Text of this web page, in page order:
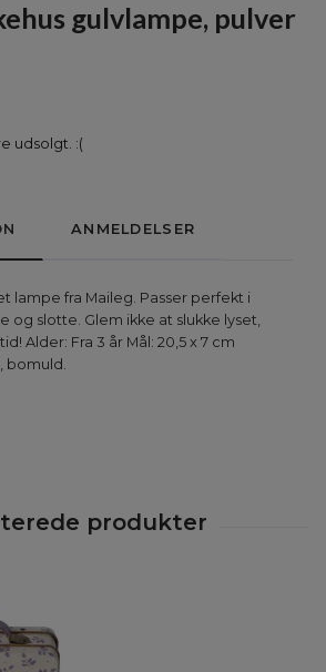
gulvlampe, pulver
udsolgt. :(
ANMELDELSER
lampe fra Maileg. Passer perfekt i
og slotte. Glem ikke at slukke lyset,
Alder: Fra 3 år Mål: 20,5 x 7 cm
bomuld.